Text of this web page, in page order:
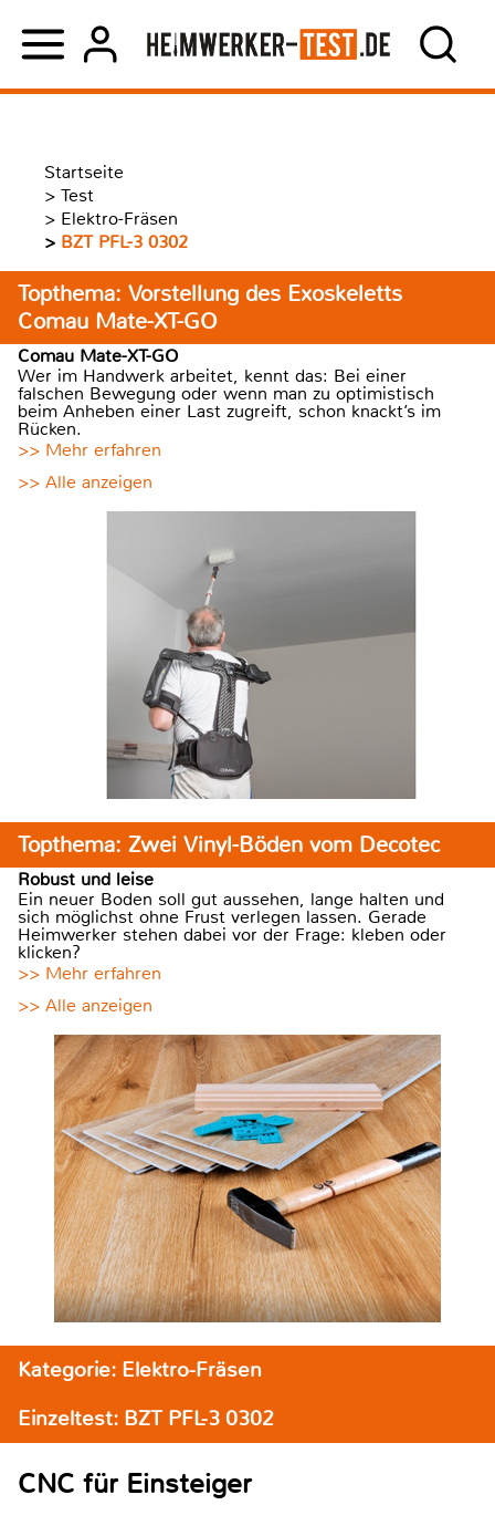
Startseite
> Test
> Elektro-Fräsen
> BZT PFL-3 0302
Topthema: Vorstellung des Exoskeletts
Comau Mate-XT-GO
Comau Mate-XT-GO
Wer im Handwerk arbeitet, kennt das: Bei einer
falschen Bewegung oder wenn man zu optimistisch
beim Anheben einer Last zugreift, schon knackt’s im
Rücken.
>> Mehr erfahren
>> Alle anzeigen
Topthema: Zwei Vinyl-Böden vom Decotec
Robust und leise
Ein neuer Boden soll gut aussehen, lange halten und
sich möglichst ohne Frust verlegen lassen. Gerade
Heimwerker stehen dabei vor der Frage: kleben oder
klicken?
>> Mehr erfahren
>> Alle anzeigen
Kategorie: Elektro-Fräsen
Einzeltest: BZT PFL-3 0302
CNC für Einsteiger